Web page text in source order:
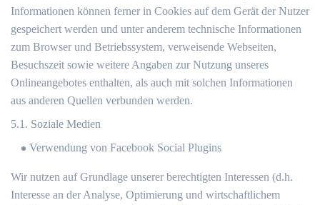
Informationen können ferner in Cookies auf dem Gerät der Nutzer
gespeichert werden und unter anderem technische Informationen
zum Browser und Betriebssystem, verweisende Webseiten,
Besuchszeit sowie weitere Angaben zur Nutzung unseres
Onlineangebotes enthalten, als auch mit solchen Informationen
aus anderen Quellen verbunden werden.
5.1. Soziale Medien
Verwendung von Facebook Social Plugins
Wir nutzen auf Grundlage unserer berechtigten Interessen (d.h.
Interesse an der Analyse, Optimierung und wirtschaftlichem